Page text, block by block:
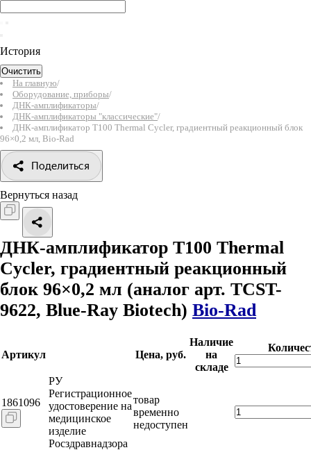
История
Очистить
На главную/
Оборудование, приборы/
ДНК-амплификаторы/
ДНК-амплификаторы "классические"/
ДНК-амплификатор T100 Thermal Cycler, градиентный реакционный блок
96×0,2 мл, Bio-Rad
Поделиться
Вернуться назад
ДНК-амплификатор T100 Thermal
Cycler, градиентный реакционный
блок 96×0,2 мл (аналог арт. TCST-
9622, Blue-Ray Biotech) Bio-Rad
Артикул Цена, руб.
Наличие
на
складе
1861096
РУ
Регистрационное
удостоверение на
медицинское
изделие
Росздравнадзора
товар
временно
недоступен